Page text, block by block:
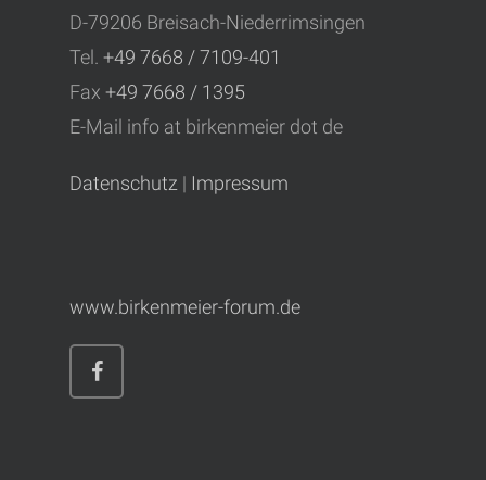
D-79206 Breisach-Niederrimsingen
Tel. +49 7668 / 7109-401
Fax +49 7668 / 1395
E-Mail info at birkenmeier dot de
Datenschutz | Impressum
www.birkenmeier-forum.de